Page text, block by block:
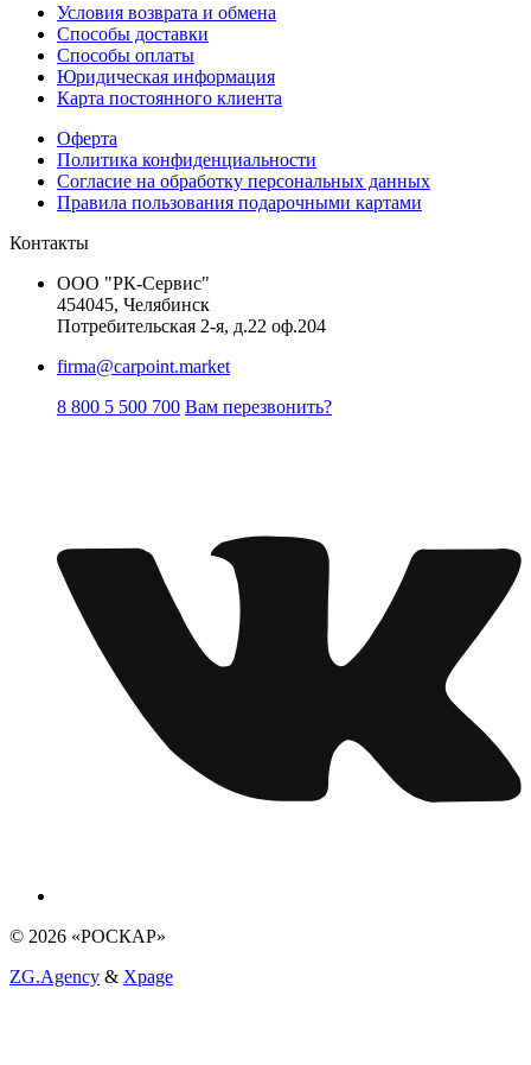
Условия возврата и обмена
Способы доставки
Способы оплаты
Юридическая информация
Карта постоянного клиента
Оферта
Политика конфиденциальности
Согласие на обработку персональных данных
Правила пользования подарочными картами
Контакты
ООО "РК-Сервис"
454045, Челябинск
Потребительская 2-я, д.22 оф.204
firma@carpoint.market
8 800 5 500 700 Вам перезвонить?
© 2026 «РОСКАР»
ZG.Agency & Xpage